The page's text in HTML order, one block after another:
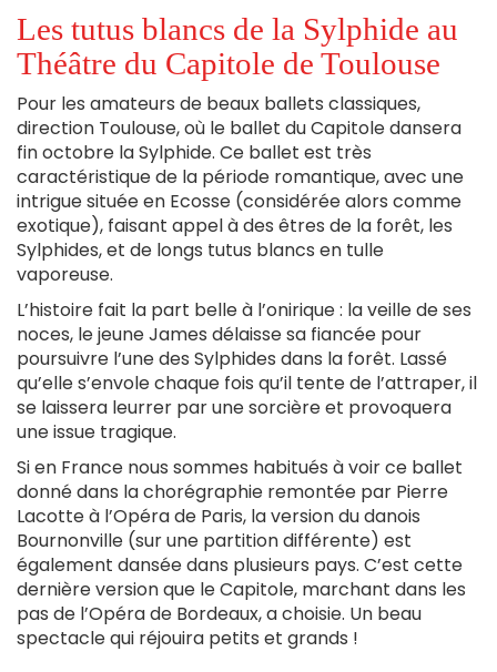
externe)
Les tutus blancs de la Sylphide au
Théâtre du Capitole de Toulouse
Pour les amateurs de beaux ballets classiques,
direction Toulouse, où le ballet du Capitole dansera
fin octobre la Sylphide. Ce ballet est très
caractéristique de la période romantique, avec une
intrigue située en Ecosse (considérée alors comme
exotique), faisant appel à des êtres de la forêt, les
Sylphides, et de longs tutus blancs en tulle
vaporeuse.
L’histoire fait la part belle à l’onirique : la veille de ses
noces, le jeune James délaisse sa fiancée pour
poursuivre l’une des Sylphides dans la forêt. Lassé
qu’elle s’envole chaque fois qu’il tente de l’attraper, il
se laissera leurrer par une sorcière et provoquera
une issue tragique.
Si en France nous sommes habitués à voir ce ballet
donné dans la chorégraphie remontée par Pierre
Lacotte à l’Opéra de Paris, la version du danois
Bournonville (sur une partition différente) est
également dansée dans plusieurs pays. C’est cette
dernière version que le Capitole, marchant dans les
pas de l’Opéra de Bordeaux, a choisie. Un beau
spectacle qui réjouira petits et grands !